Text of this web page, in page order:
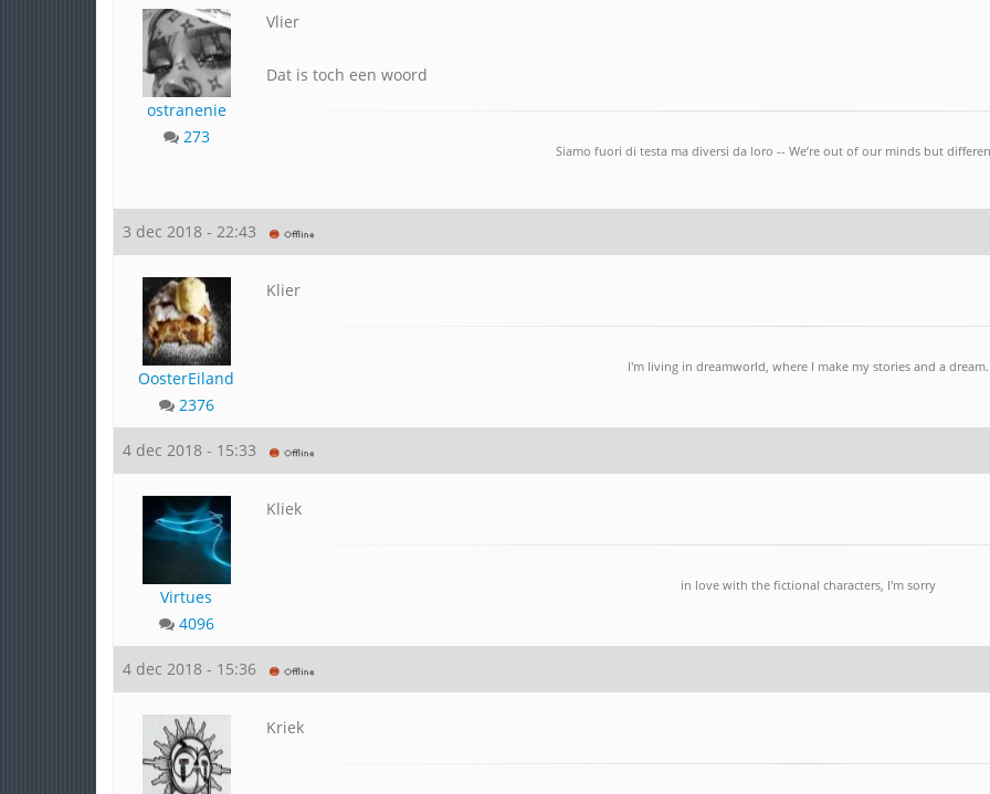
ostranenie
273
Vlier
Dat is toch een woord
Siamo fuori di testa ma diversi da loro -- We’re out of our minds but
3 dec 2018 - 22:43
OosterEiland
2376
Klier
I'm living in dreamworld, where I make my stories and a dream.
4 dec 2018 - 15:33
Virtues
4096
Kliek
in love with the fictional characters, I'm sorry
4 dec 2018 - 15:36
Kriek